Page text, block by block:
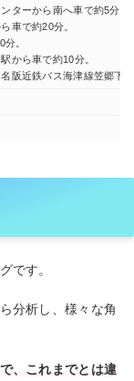
ターから南へ車で約5分。
車で約20分。
。
から車で約10分。
阪近鉄バス海津線笠郷下
です。
分析し、様々な角
、これまでとは違